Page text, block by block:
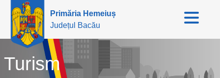
Primăria Hemeiuș
Județul Bacău
Turism